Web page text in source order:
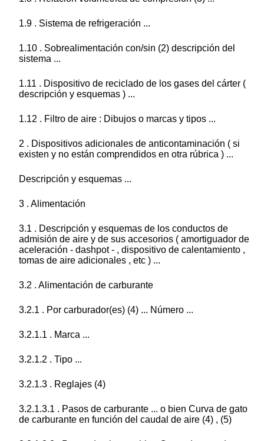
1.9 . Sistema de refrigeración ...
1.10 . Sobrealimentación con/sin (2) descripción del
sistema ...
1.11 . Dispositivo de reciclado de los gases del cárter (
descripción y esquemas ) ...
1.12 . Filtro de aire : Dibujos o marcas y tipos ...
2 . Dispositivos adicionales de anticontaminación ( si
existen y no están comprendidos en otra rúbrica ) ...
Descripción y esquemas ...
3 . Alimentación
3.1 . Descripción y esquemas de los conductos de
admisión de aire y de sus accesorios ( amortiguador de
aceleración - dashpot - , dispositivo de calentamiento ,
tomas de aire adicionales , etc ) ...
3.2 . Alimentación de carburante
3.2.1 . Por carburador(es) (4) ... Número ...
3.2.1.1 . Marca ...
3.2.1.2 . Tipo ...
3.2.1.3 . Reglajes (4)
3.2.1.3.1 . Pasos de carburante ... o bien Curva de gato
de carburante en función del caudal de aire (4) , (5)